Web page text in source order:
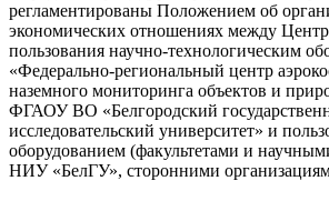
регламентированы Положением об
экономических отношениях между
пользования научно-технологическим
«Федерально-региональный центр
наземного мониторинга объектов и
ФГАОУ ВО «Белгородский
исследовательский университет» и
оборудованием (факультетами и
НИУ «БелГУ», сторонними